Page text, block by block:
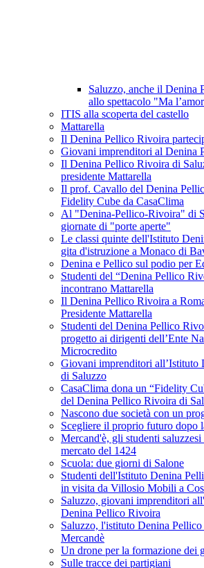
Saluzzo, anche il Denina
allo spettacolo "Ma
ITIS alla scoperta del castello
Mattarella
Il Denina Pellico Rivoira
Giovani imprenditori al Denina
Il Denina Pellico Rivoira di
presidente Mattarella
Il prof. Cavallo del Denina
Fidelity Cube da CasaClima
Al "Denina-Pellico-Rivoira" di
giornate di "porte aperte"
Le classi quinte dell'Istituto
gita d'istruzione a Monaco di
Denina e Pellico sul podio per
Studenti del “Denina Pellico
incontrano Mattarella
Il Denina Pellico Rivoira a
Presidente Mattarella
Studenti del Denina Pellico
progetto ai dirigenti dell’Ente
Microcredito
Giovani imprenditori all’Istituto
di Saluzzo
CasaClima dona un “Fidelity
del Denina Pellico Rivoira di
Nascono due società con un
Scegliere il proprio futuro dopo
Mercand'è, gli studenti
mercato del 1424
Scuola: due giorni di Salone
Studenti dell'Istituto Denina
in visita da Villosio Mobili a
Saluzzo, giovani imprenditori
Denina Pellico Rivoira
Saluzzo, l'istituto Denina
Mercandè
Un drone per la formazione dei
Sulle tracce dei partigiani